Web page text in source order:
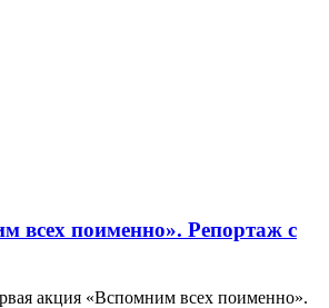
всех поименно». Репортаж с
акция «Вспомним всех поименно».